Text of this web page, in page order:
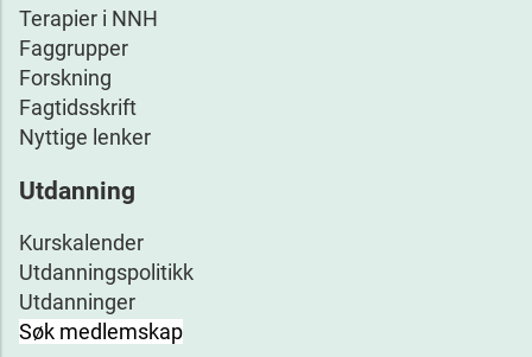
Terapier i NNH
Faggrupper
Forskning
Fagtidsskrift
Nyttige lenker
Utdanning
Kurskalender
Utdanningspolitikk
Utdanninger
Søk medlemskap